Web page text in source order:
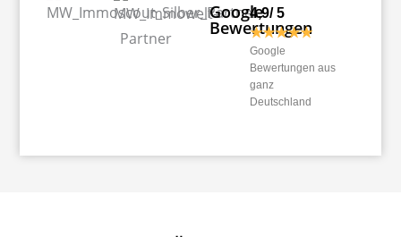
Google
Bewertungen
4,9/ 5
★★★★★
Google
Bewertungen aus
ganz
Deutschland